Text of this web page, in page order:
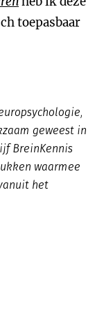
toepasbaar
geweest in
BreinKennis
waarmee
het